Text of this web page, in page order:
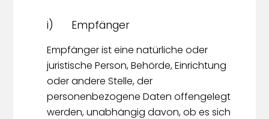
i) Empfänger
Empfänger ist eine natürliche oder
juristische Person, Behörde, Einrichtung
oder andere Stelle, der
personenbezogene Daten offengelegt
werden, unabhängig davon, ob es sich